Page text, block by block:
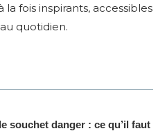
fois inspirants, accessibles
quotidien.
souchet danger : ce qu’il faut